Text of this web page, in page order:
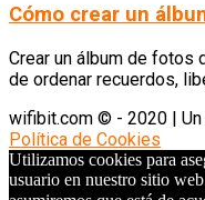
Cómo crear un
Crear un álbum de fotos
de ordenar recuerdos,
wifibit.com © - 2020 | Un
Política de Cookies
Utilizamos cookies para
usuario en nuestro sitio